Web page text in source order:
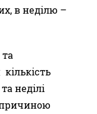
в неділю –
неділі